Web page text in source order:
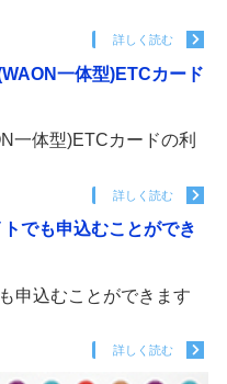
詳しく読む
一体型)ETCカード
一体型)ETCカードの利
詳しく読む
でも申込むことができ
申込むことができます
詳しく読む